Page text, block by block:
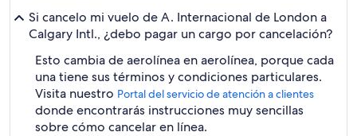
Si cancelo mi vuelo de A. Internacional de London a
Calgary Intl., ¿debo pagar un cargo por cancelación?
Esto cambia de aerolínea en aerolínea, porque cada
una tiene sus términos y condiciones particulares.
Visita nuestro Portal del servicio de atención a clientes
donde encontrarás instrucciones muy sencillas
sobre cómo cancelar en línea.